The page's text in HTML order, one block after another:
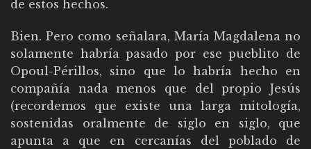
de estos hechos.
Bien. Pero como señalara, María Magdalena no
solamente habría pasado por ese pueblito de
Opoul-Périllos, sino que lo habría hecho en
compañía nada menos que del propio Jesús
(recordemos que existe una larga mitología,
sostenidas oralmente de siglo en siglo, que
apunta a que en cercanías del poblado de